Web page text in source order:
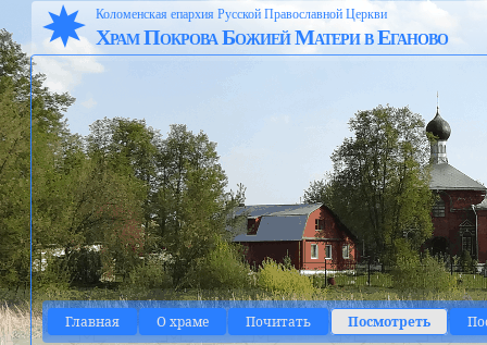
Коломенская епархия Русской Православной Церкви
Храм Покрова Божией Матери в Еганово
Главная О храме Почитать Посмотреть